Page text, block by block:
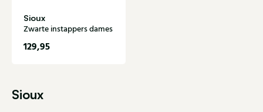
Sioux
Zwarte instappers dames
129,95
Sioux